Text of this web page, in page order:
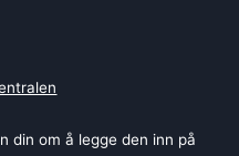
din om å legge den inn på